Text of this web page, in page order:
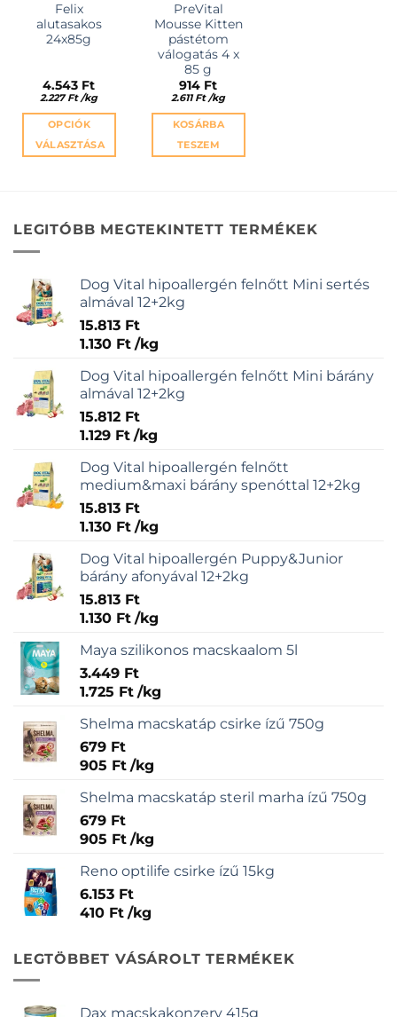
Felix
alutasakos
24x85g
4.543 Ft
2.227Ft /kg
OPCIÓK
VÁLASZTÁSA
több
változatok
termékoldalon
választhatók
PreVital
Mousse Kitten
pástétom
válogatás 4 x
85 g
914 Ft
2.611Ft /kg
KOSÁRBA
TESZEM
LEGITÓBB MEGTEKINTETT TERMÉKEK
Dog Vital hipoallergén felnőtt Mini sertés
almával 12+2kg
15.813 Ft
1.130 Ft /kg
Dog Vital hipoallergén felnőtt Mini bárány
almával 12+2kg
15.812 Ft
1.129 Ft /kg
Dog Vital hipoallergén felnőtt
medium&maxi bárány spenóttal 12+2kg
15.813 Ft
1.130 Ft /kg
Dog Vital hipoallergén Puppy&Junior
bárány afonyával 12+2kg
15.813 Ft
1.130 Ft /kg
Maya szilikonos macskaalom 5l
3.449 Ft
1.725 Ft /kg
Shelma macskatáp csirke ízű 750g
679 Ft
905 Ft /kg
Shelma macskatáp steril marha ízű 750g
679 Ft
905 Ft /kg
Reno optilife csirke ízű 15kg
6.153 Ft
410 Ft /kg
LEGTÖBBET VÁSÁROLT TERMÉKEK
Dax macskakonzerv 415g